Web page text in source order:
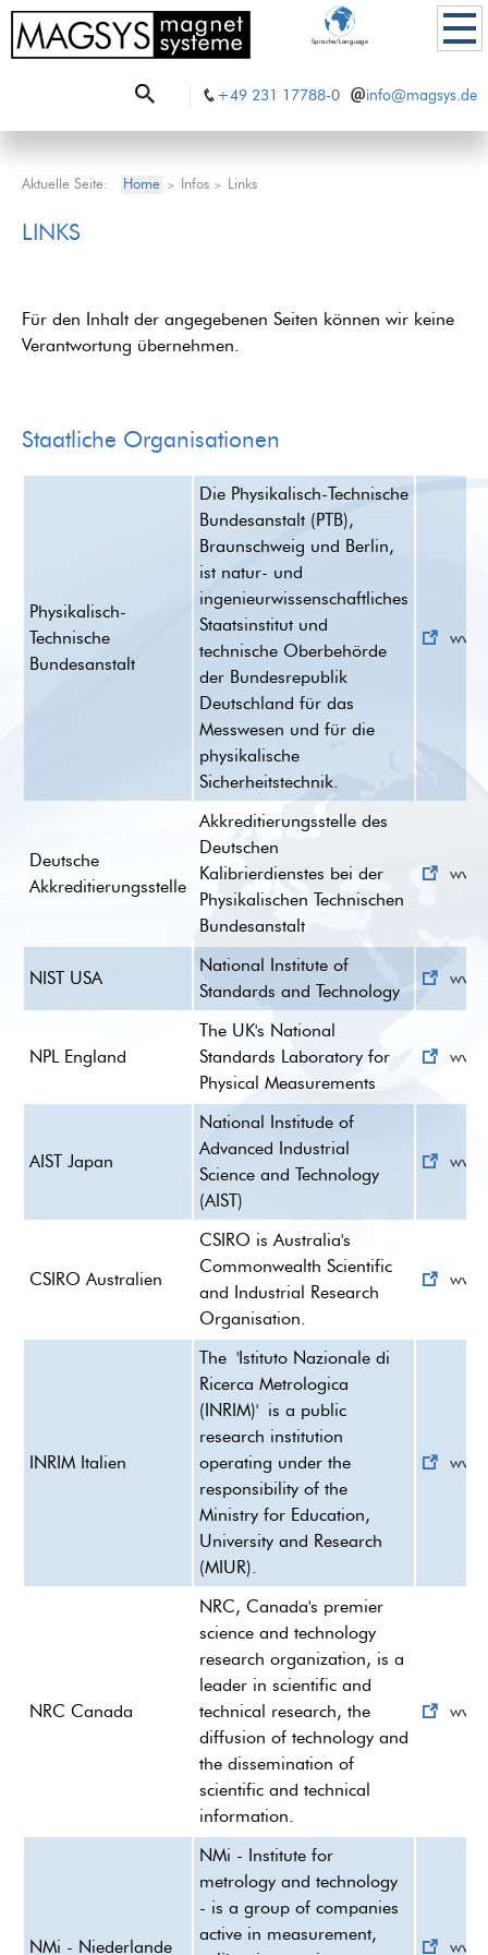
+49 231 17788-0 info@magsys.de
Sprache/Language
Aktuelle Seite: Home > Infos > Links
LINKS
Für den Inhalt der angegebenen Seiten können wir keine
Verantwortung übernehmen.
Staatliche Organisationen
Physikalisch-
Technische
Bundesanstalt
Die Physikalisch-Technische
Bundesanstalt (PTB),
Braunschweig und Berlin,
ist natur- und
ingenieurwissenschaftliches
Staatsinstitut und
technische Oberbehörde
der Bundesrepublik
Deutschland für das
Messwesen und für die
physikalische
Sicherheitstechnik.
Deutsche
Akkreditierungsstelle
Akkreditierungsstelle des
Deutschen
Kalibrierdienstes bei der
Physikalischen Technischen
Bundesanstalt
NIST USA
National Institute of
Standards and Technology
NPL England
The UK's National
Standards Laboratory for
Physical Measurements
AIST Japan
National Institude of
Advanced Industrial
Science and Technology
(AIST)
CSIRO Australien
CSIRO is Australia's
Commonwealth Scientific
and Industrial Research
Organisation.
INRIM Italien
The 'Istituto Nazionale di
Ricerca Metrologica
(INRIM)' is a public
research institution
operating under the
responsibility of the
Ministry for Education,
University and Research
(MIUR).
NRC Canada
NRC, Canada's premier
science and technology
research organization, is a
leader in scientific and
technical research, the
diffusion of technology and
the dissemination of
scientific and technical
information.
NMi - Niederlande
NMi - Institute for
metrology and technology
- is a group of companies
active in measurement,